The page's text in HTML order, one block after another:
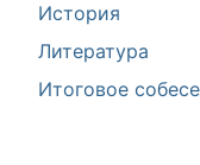
История
Литература
Итоговое